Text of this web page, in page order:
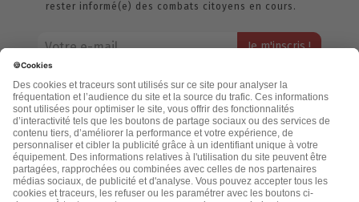
rester informé(e) des combats citoyens en cours.
jamais échangée. Pour consulter notre politique de confidentialité,
cliquez ici.
Accueil
Politique de confidentialité